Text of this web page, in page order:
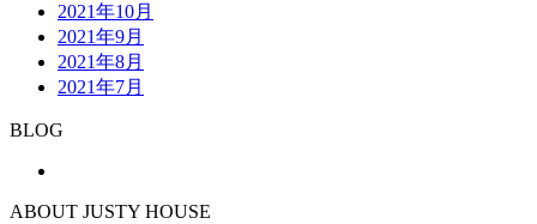
2021年10月
2021年9月
2021年8月
2021年7月
BLOG
ABOUT JUSTY HOUSE